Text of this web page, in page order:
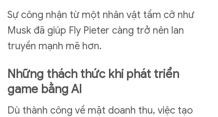
Sự công nhận từ một nhân vật tầm cỡ như
Musk đã giúp Fly Pieter càng trở nên lan
truyền mạnh mẽ hơn.
Những thách thức khi phát triển
game bằng AI
Dù thành công về mặt doanh thu, việc tạo